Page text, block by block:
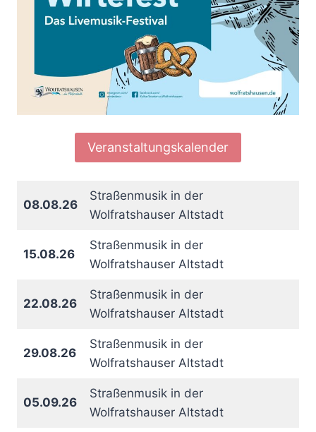
Veranstaltungskalender
08.08.26
Straßenmusik in der
Wolfratshauser Altstadt
15.08.26
Straßenmusik in der
Wolfratshauser Altstadt
22.08.26
Straßenmusik in der
Wolfratshauser Altstadt
29.08.26
Straßenmusik in der
Wolfratshauser Altstadt
05.09.26
Straßenmusik in der
Wolfratshauser Altstadt